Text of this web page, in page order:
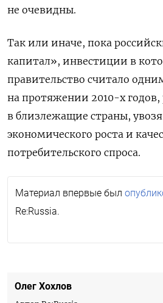
не очевидны.
Так или иначе, пока
капитал», инвестиции в
правительство считало
на протяжении 2010-х годов,
в близлежащие страны,
экономического роста и
потребительского спроса.
Материал впервые был
Re:Russia.
Олег Хохлов